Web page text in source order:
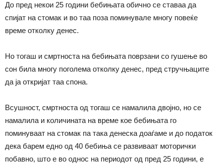
До пред некои 25 години бебињата обично се ставаа да
спијат на стомак и во таа поза поминувале многу повеќе
време отколку денес.
Но тогаш и смртноста на бебињата поврзани со гушење во
сон била многу поголема отколку денес, пред стручњаците
да ја откријат таа спона.
Всушност, смртноста од тогаш се намалила двојно, но се
намалила и количината на време кое бебињата го
поминуваат на стомак па така денеска доаѓаме и до податок
дека барем едно од 40 бебиња се развиваат моторички
побавно, што е во однос на периодот од пред 25 години, е